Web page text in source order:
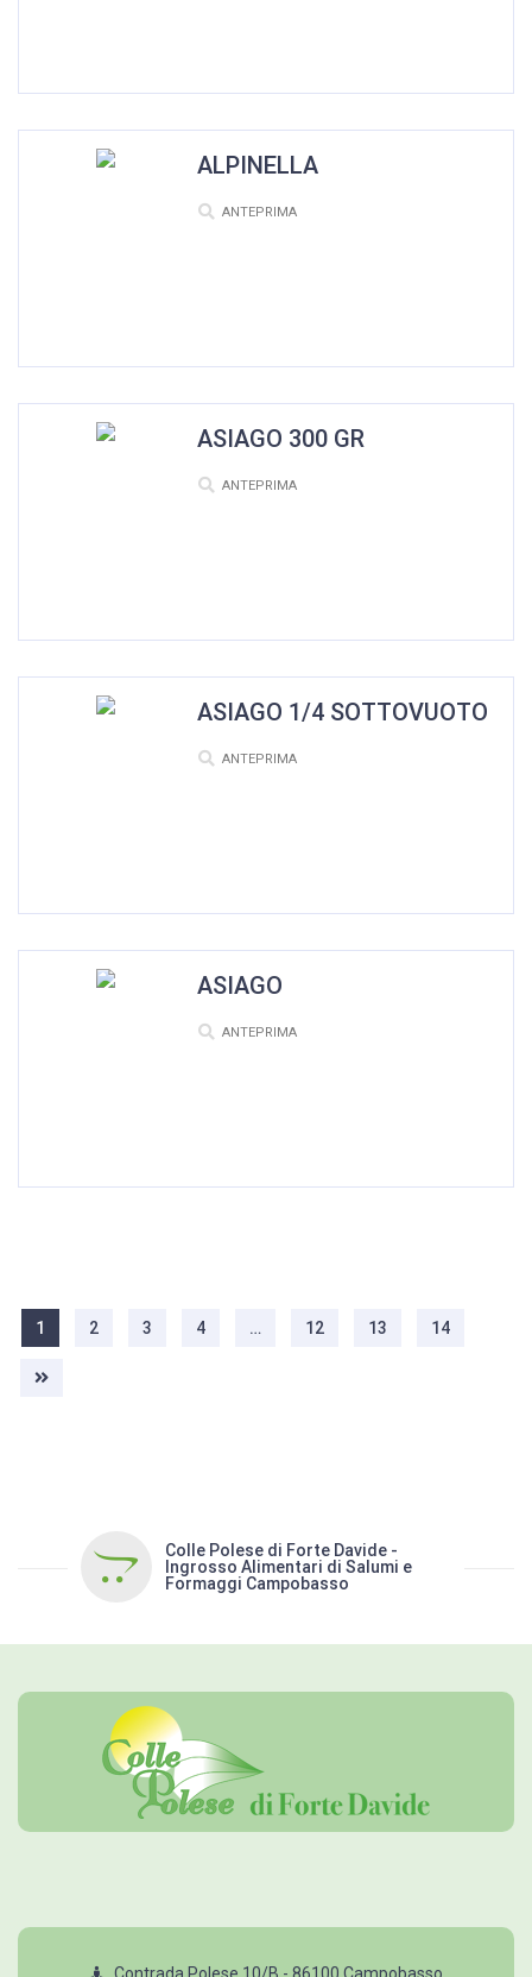
ALPINELLA
ANTEPRIMA
ASIAGO 300 GR
ANTEPRIMA
ASIAGO 1/4 SOTTOVUOTO
ANTEPRIMA
ASIAGO
ANTEPRIMA
1 2 3 4 … 12 13 14
Colle Polese di Forte Davide -
Ingrosso Alimentari di Salumi e
Formaggi Campobasso